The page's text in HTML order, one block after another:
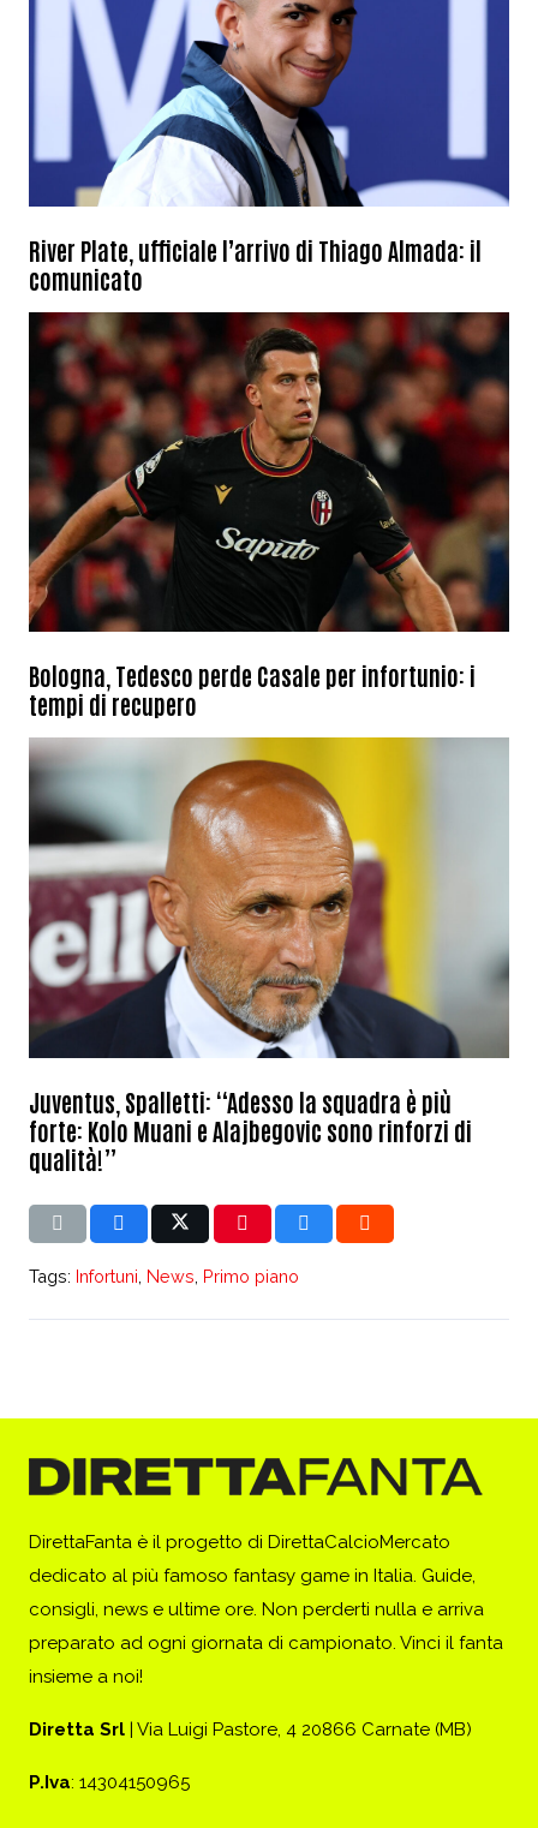
River Plate, ufficiale l’arrivo di Thiago Almada: il
comunicato
Bologna, Tedesco perde Casale per infortunio: i
tempi di recupero
Juventus, Spalletti: “Adesso la squadra è più
forte: Kolo Muani e Alajbegovic sono rinforzi di
qualità!”
Tags: Infortuni News Primo piano
DirettaFanta è il progetto di DirettaCalcioMercato
dedicato al più famoso fantasy game in Italia. Guide,
consigli, news e ultime ore. Non perderti nulla e arriva
preparato ad ogni giornata di campionato. Vinci il fanta
insieme a noi!
Diretta Srl | Via Luigi Pastore, 4 20866 Carnate (MB)
P.Iva: 14304150965